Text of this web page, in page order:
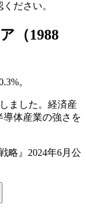
ださい。
（1988
。
ました。経済産
体産業の強さを
略』2024年6月公